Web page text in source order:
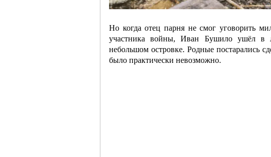
Но когда отец парня не смог уговорить
участника войны, Иван Бушило ушёл в
небольшом островке. Родные постарались
было практически невозможно.